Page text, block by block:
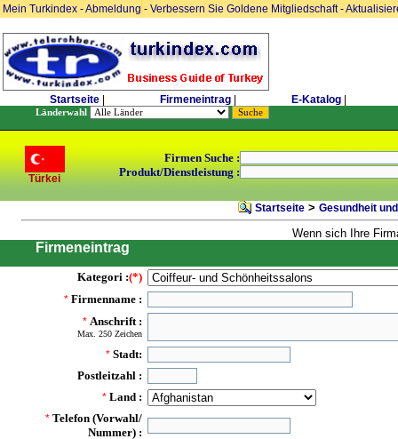
Mein Turkindex -Abmeldung- Verbessern Sie Goldene Mitgliedschaft-
Startseite Firmeneintrag E-Katalog
Länderwahl
Türkei
Firmen Suche :
Produkt/Dienstleistung :
Startseite> Gesundheit
Wenn sich Ihre
Firmeneintrag
Kategori :(*)
* Firmenname :
* Anschrift :
Max. 250 Zeichen
* Stadt:
Postleitzahl :
* Land :
* Telefon (Vorwahl/
Nummer) :